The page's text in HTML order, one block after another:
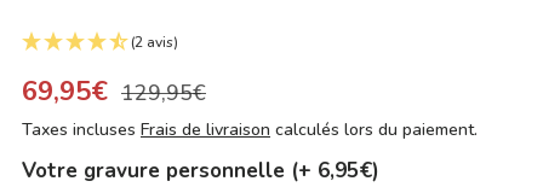
(2 avis)
69,95€ 129,95€
Taxes incluses Frais de livraison calculés lors du paiement.
Votre gravure personnelle (+ 6,95€)